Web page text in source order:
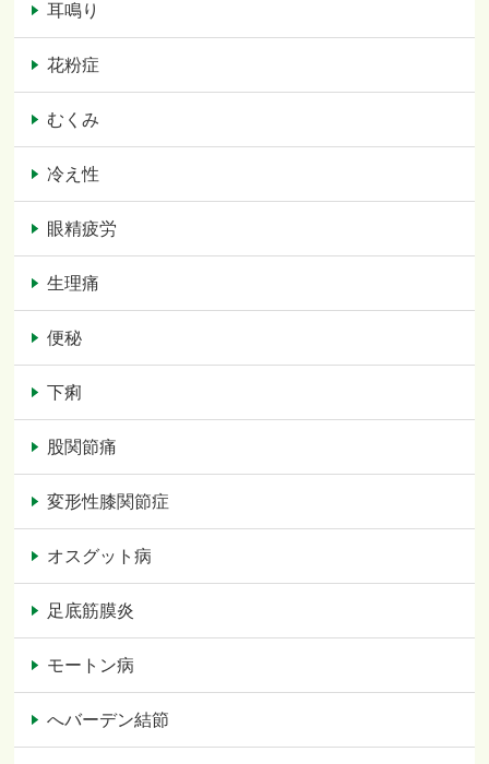
耳鳴り
花粉症
むくみ
冷え性
眼精疲労
生理痛
便秘
下痢
股関節痛
変形性膝関節症
オスグット病
足底筋膜炎
モートン病
へバーデン結節